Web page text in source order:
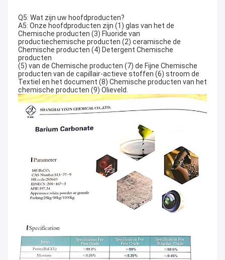
Q5: Wat zijn uw hoofdproducten?
A5: Onze hoofdproducten zijn (1) glas van het de
Chemische producten (3) Fluoride van
productiechemische producten (2) ceramische de
Chemische producten (4) Detergent Chemische
producten
(5) van de Chemische producten (7) de Fijne Chemische
producten van de capillair-actieve stoffen (6) stroom de
Textiel en het document (8) Chemische producten van het
chemische producten (9) Olieveld.